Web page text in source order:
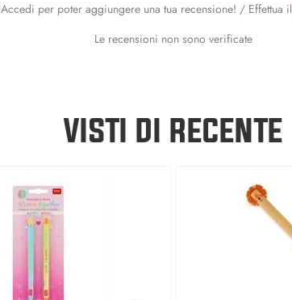
Accedi per poter aggiungere una tua recensione! / Effettua il
Le recensioni non sono verificate
VISTI DI RECENTE